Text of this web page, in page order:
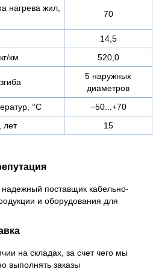
нагрева жил,
70
14,5
км
520,0
5 наружных
диаметров
°C
−50...+70
лет
15
поставщик кабельно-
и оборудования для
на складах, за счет чего мы
выполнять заказы